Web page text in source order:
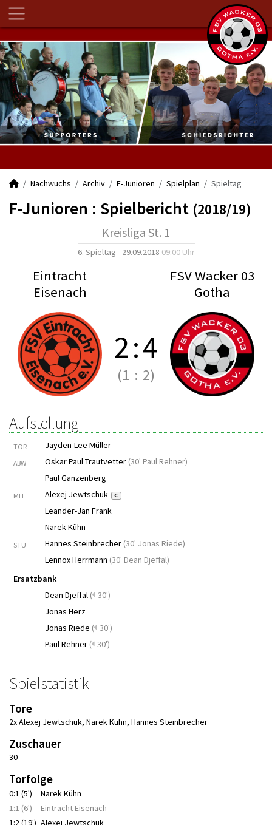
Nachwuchs Archiv F-Junioren Spielplan Spieltag
F-Junioren : Spielbericht (2018/19)
Kreisliga St. 1
6. Spieltag - 29.09.2018 09:00 Uhr
Eintracht
Eisenach
FSV Wacker 03
Gotha
2:4
(1 : 2)
Aufstellung
TOR Jayden-Lee Müller
ABW Oskar Paul Trautvetter (30' Paul Rehner)
Paul Ganzenberg
MIT Alexej Jewtschuk C
Leander-Jan Frank
Narek Kühn
STU Hannes Steinbrecher (30' Jonas Riede)
Lennox Herrmann (30' Dean Djeffal)
Ersatzbank
Dean Djeffal ( 30')
Jonas Herz
Jonas Riede ( 30')
Paul Rehner ( 30')
Spielstatistik
Tore
2x Alexej Jewtschuk, Narek Kühn, Hannes Steinbrecher
Zuschauer
30
Torfolge
0:1 (5')
Narek Kühn
1:1 (6')
Eintracht Eisenach
1:2 (19') Alexej Jewtschuk